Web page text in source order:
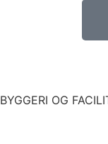
BYGGERI OG